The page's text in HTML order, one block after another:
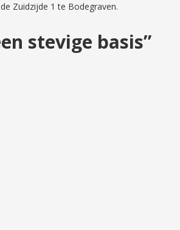
Zuidzijde 1 te Bodegraven.
stevige basis”